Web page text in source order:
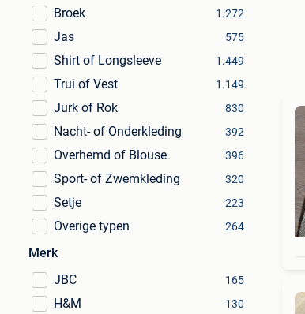
Broek
1.272
Jas 575
Shirt of Longsleeve 1.449
Trui of Vest 1.149
Jurk of Rok 830
Nacht- of Onderkleding 392
Overhemd of Blouse 396
Sport- of Zwemkleding 320
Setje 223
Overige typen 264
Merk
JBC
165
H&M 130